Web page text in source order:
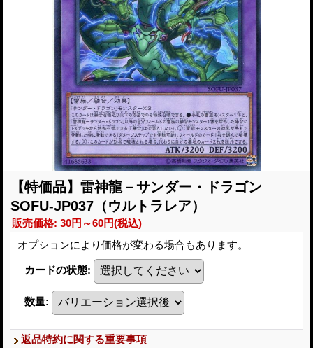
【特価品】雷神龍－サンダー・ドラゴン
SOFU-JP037（ウルトラレア）
販売価格: 30円～60円(税込)
オプションにより価格が変わる場合もあります。
カードの状態:
数量:
返品特約に関する重要事項